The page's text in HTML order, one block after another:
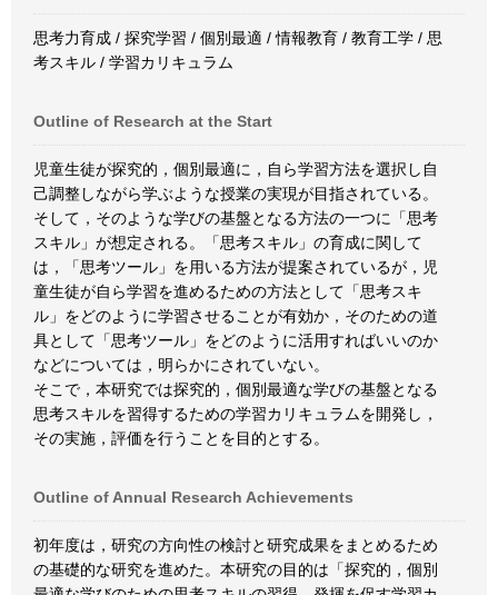
思考力育成 / 探究学習 / 個別最適 / 情報教育 / 教育工学 / 思
考スキル / 学習カリキュラム
Outline of Research at the Start
児童生徒が探究的，個別最適に，自ら学習方法を選択し自
己調整しながら学ぶような授業の実現が目指されている。
そして，そのような学びの基盤となる方法の一つに「思考
スキル」が想定される。「思考スキル」の育成に関して
は，「思考ツール」を用いる方法が提案されているが，児
童生徒が自ら学習を進めるための方法として「思考スキ
ル」をどのように学習させることが有効か，そのための道
具として「思考ツール」をどのように活用すればいいのか
などについては，明らかにされていない。
そこで，本研究では探究的，個別最適な学びの基盤となる
思考スキルを習得するための学習カリキュラムを開発し，
その実施，評価を行うことを目的とする。
Outline of Annual Research Achievements
初年度は，研究の方向性の検討と研究成果をまとめるため
の基礎的な研究を進めた。本研究の目的は「探究的，個別